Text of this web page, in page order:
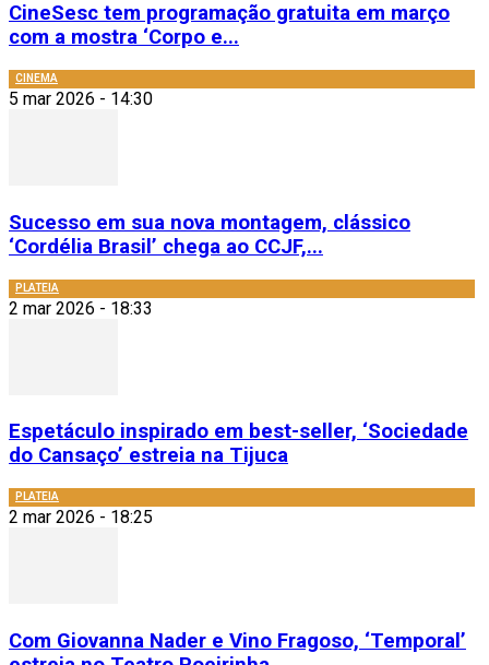
CineSesc tem programação gratuita em março
com a mostra ‘Corpo e...
CINEMA
5 mar 2026 - 14:30
Sucesso em sua nova montagem, clássico
‘Cordélia Brasil’ chega ao CCJF,...
PLATEIA
2 mar 2026 - 18:33
Espetáculo inspirado em best-seller, ‘Sociedade
do Cansaço’ estreia na Tijuca
PLATEIA
2 mar 2026 - 18:25
Com Giovanna Nader e Vino Fragoso, ‘Temporal’